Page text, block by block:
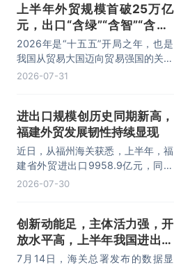
上半年外贸规模首破25万亿
元，出口“含绿”“含智”“含新”
量稳步攀升
2026年是“十五五”开局之年，也是
我国从贸易大国迈向贸易强国的关键
时期。上半年，我国进出口规模历史
品为代表的高附加值产品出口占比显
著提升，成为外贸提质增效的核心引
擎，为加快建设贸易强国注入了强劲
动力。
2026-07-31
进出口规模创历史同期新高，
福建外贸发展韧性持续显现
近日，从福州海关获悉，上半年，福
建省外贸进出口9958.9亿元，同比
增长8.2%。其中，出口5740.1亿
进口规模均创历史同期新高，外贸运
行呈现“稳中有进，进中提质”的良好
态势。
2026-07-30
创新动能足，主体活力强，开
放水平高，上半年我国进出口
规模首次突破25万亿元
7月14日，海关总署发布的数据显